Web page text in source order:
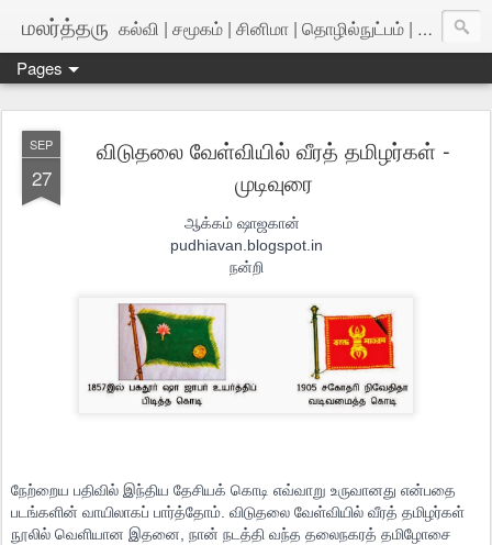
மலர்த்தரு கல்வி | சமூகம் | சினிமா | தொழில்நுட்பம் | அறிவியல்
Pages
SEP
27
விடுதலை வேள்வியில் வீரத் தமிழர்கள் -
முடிவுரை
ஆக்கம் ஷாஜகான்
pudhiavan.blogspot.in
நன்றி
நேற்றைய பதிவில் இந்திய தேசியக் கொடி எவ்வாறு உருவானது என்பதை
படங்களின் வாயிலாகப் பார்த்தோம். விடுதலை வேள்வியில் வீரத் தமிழர்கள்
நூலில் வெளியான இதனை, நான் நடத்தி வந்த தலைநகரத் தமிழோசை